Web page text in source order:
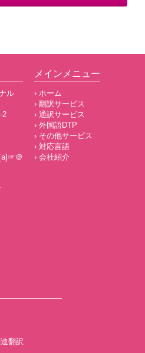
ル
2
＠
メインメニュー
› ホーム
› 翻訳サービス
› 通訳サービス
› 外国語DTP
› その他サービス
› 対応言語
› 会社紹介
翻訳